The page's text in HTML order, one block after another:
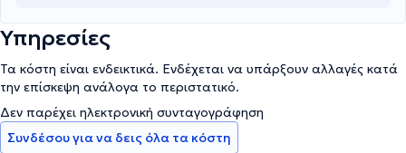
Υπηρεσίες
Τα κόστη είναι ενδεικτικά. Ενδέχεται να υπάρξουν αλλαγές κατά
την επίσκεψη ανάλογα το περιστατικό.
Δεν παρέχει ηλεκτρονική συνταγογράφηση
Συνδέσου για να δεις όλα τα κόστη